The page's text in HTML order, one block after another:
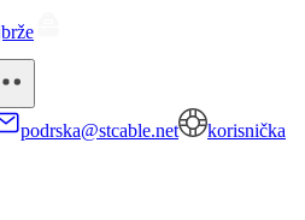
podrska@stcable.net
korisnička